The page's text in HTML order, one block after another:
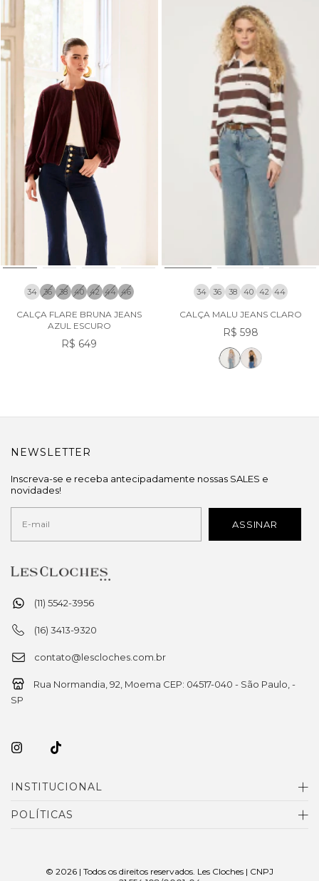
34 36 38 40 42 44 46
CALÇA FLARE BRUNA JEANS
AZUL ESCURO
R$ 649
34 36 38 40 42 44
CALÇA MALU JEANS CLARO
R$ 598
(11) 5542-3956
(16) 3413-9320
contato@lescloches.com.br
Rua Normandia, 92, Moema CEP: 04517-040 - São Paulo, -
SP
INSTITUCIONAL
POLÍTICAS
NEWSLETTER
Inscreva-se e receba antecipadamente nossas SALES e
novidades!
© 2026 | Todos os direitos reservados. Les Cloches | CNPJ